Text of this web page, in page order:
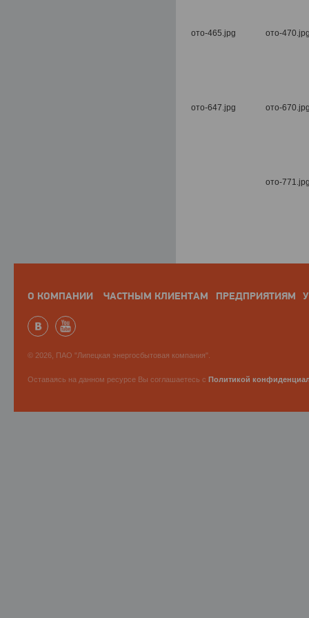
О КОМПАНИИ ЧАСТНЫМ КЛИЕНТАМ ПРЕДПРИЯТИЯМ
© 2026, ПАО "Липецкая энергосбытовая компания".
Оставаясь на данном ресурсе Вы соглашаетесь с Политикой